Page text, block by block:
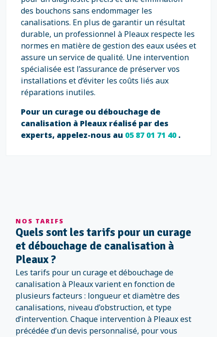
des bouchons sans endommager les
canalisations. En plus de garantir un résultat
durable, un professionnel à Pleaux respecte les
normes en matière de gestion des eaux usées et
assure un service de qualité. Une intervention
spécialisée est l’assurance de préserver vos
installations et d’éviter les coûts liés aux
réparations inutiles.
Pour un curage ou débouchage de
canalisation à Pleaux réalisé par des
experts, appelez-nous au 05 87 01 71 40.
NOS TARIFS
Quels sont les tarifs pour un curage
et débouchage de canalisation à
Pleaux ?
Les tarifs pour un curage et débouchage de
canalisation à Pleaux varient en fonction de
plusieurs facteurs : longueur et diamètre des
canalisations, niveau d'obstruction, et type
d’intervention. Chaque intervention à Pleaux est
précédée d’un devis personnalisé, pour vous